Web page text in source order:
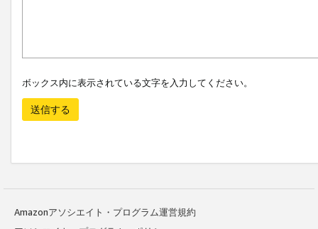
ボックス内に表示されている文字を入力してください。
送信する
Amazonアソシエイト・プログラム運営規約